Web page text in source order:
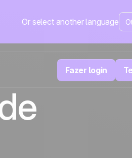
Or select another language
Fazer login
Televendas e telemarketing